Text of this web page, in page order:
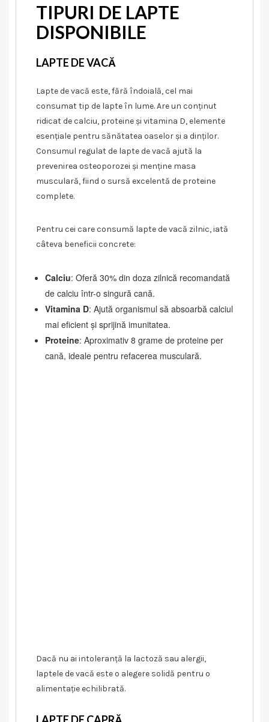
TIPURI DE LAPTE
DISPONIBILE
LAPTE DE VACĂ
Lapte de vacă este, fără îndoială, cel mai
consumat tip de lapte în lume. Are un conținut
ridicat de calciu, proteine și vitamina D, elemente
esențiale pentru sănătatea oaselor și a dinților.
Consumul regulat de lapte de vacă ajută la
prevenirea osteoporozei și menține masa
musculară, fiind o sursă excelentă de proteine
complete.
Pentru cei care consumă lapte de vacă zilnic, iată
câteva beneficii concrete:
Calciu: Oferă 30% din doza zilnică recomandată
de calciu într-o singură cană.
Vitamina D: Ajută organismul să absoarbă calciul
mai eficient și sprijină imunitatea.
Proteine: Aproximativ 8 grame de proteine per
cană, ideale pentru refacerea musculară.
Dacă nu ai intoleranță la lactoză sau alergii,
laptele de vacă este o alegere solidă pentru o
alimentație echilibrată.
LAPTE DE CAPRĂ